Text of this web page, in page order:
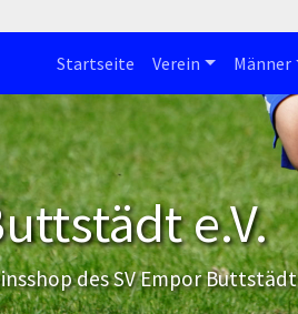
Startseite Verein Männer
e.V.
des SV Empor Buttstädt